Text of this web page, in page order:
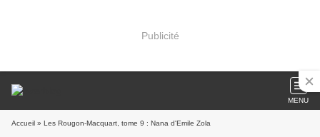
Publicité
MENU
Accueil » Les Rougon-Macquart, tome 9 : Nana d'Emile Zola